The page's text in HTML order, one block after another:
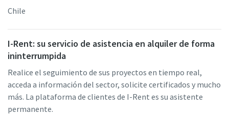
Chile
I-Rent: su servicio de asistencia en alquiler de forma
ininterrumpida
Realice el seguimiento de sus proyectos en tiempo real,
acceda a información del sector, solicite certificados y mucho
más. La plataforma de clientes de I-Rent es su asistente
permanente.